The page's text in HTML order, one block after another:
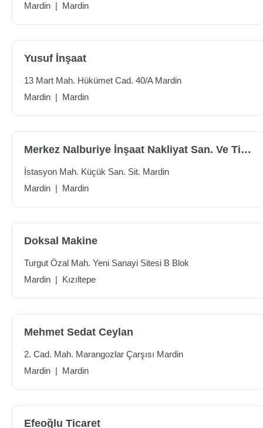
Mardin | Mardin
Yusuf İnşaat
13 Mart Mah. Hükümet Cad. 40/A Mardin
Mardin | Mardin
Merkez Nalburiye İnşaat Nakliyat San. Ve Tic.ltd.şti.
İstasyon Mah. Küçük San. Sit. Mardin
Mardin | Mardin
Doksal Makine
Turgut Özal Mah. Yeni Sanayi Sitesi B Blok
Mardin | Kızıltepe
Mehmet Sedat Ceylan
2. Cad. Mah. Marangozlar Çarşısı Mardin
Mardin | Mardin
Efeoğlu Ticaret